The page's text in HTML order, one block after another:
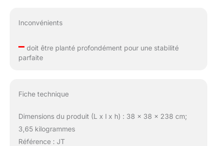
Inconvénients
–doit être planté profondément pour une stabilité
parfaite
Fiche technique
Dimensions du produit (L x l x h) : 38 x 38 x 238 cm;
3,65 kilogrammes
Référence : JT